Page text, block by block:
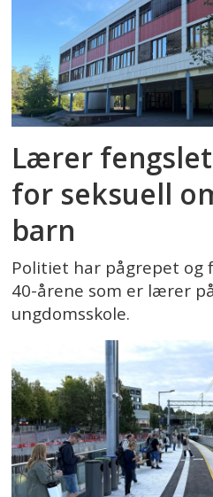
Lærer
for seksuell
barn
Politiet har pågrepet og
40-årene som er lærer
ungdomsskole.